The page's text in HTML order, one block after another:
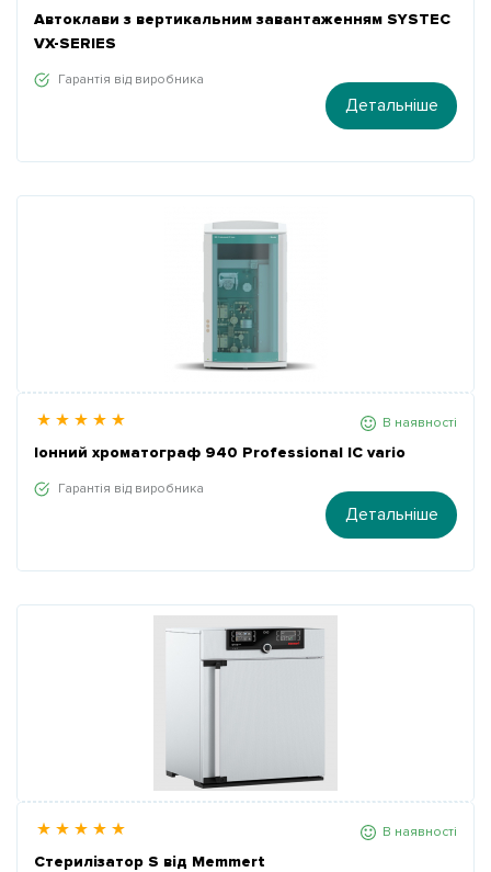
Автоклави з вертикальним завантаженням SYSTEC
VX-SERIES
Гарантія від виробника
Детальніше
В наявності
Іонний хроматограф 940 Professional IC vario
Гарантія від виробника
Детальніше
В наявності
Стерилізатор S від Memmert